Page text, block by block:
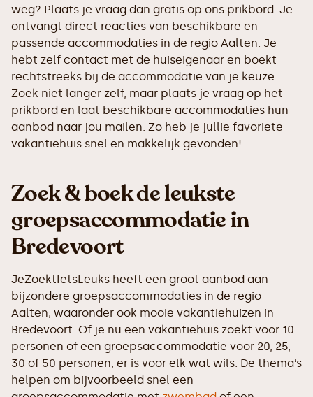
weg? Plaats je vraag dan gratis op ons prikbord. Je
ontvangt direct reacties van beschikbare en
passende accommodaties in de regio Aalten. Je
hebt zelf contact met de huiseigenaar en boekt
rechtstreeks bij de accommodatie van je keuze.
Zoek niet langer zelf, maar plaats je vraag op het
prikbord en laat beschikbare accommodaties hun
aanbod naar jou mailen. Zo heb je jullie favoriete
vakantiehuis snel en makkelijk gevonden!
Zoek & boek de leukste
groepsaccommodatie in
Bredevoort
JeZoektIetsLeuks heeft een groot aanbod aan
bijzondere groepsaccommodaties in de regio
Aalten, waaronder ook mooie vakantiehuizen in
Bredevoort. Of je nu een vakantiehuis zoekt voor 10
personen of een groepsaccommodatie voor 20, 25,
30 of 50 personen, er is voor elk wat wils. De thema’s
helpen om bijvoorbeeld snel een